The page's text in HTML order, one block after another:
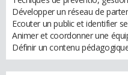
Développer un réseau de
Ecouter un public et identifier
Animer et coordonner une
Définir un contenu